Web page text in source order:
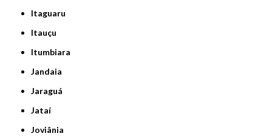
Itaguaru
Itauçu
Itumbiara
Jandaia
Jaraguá
Jataí
Joviânia